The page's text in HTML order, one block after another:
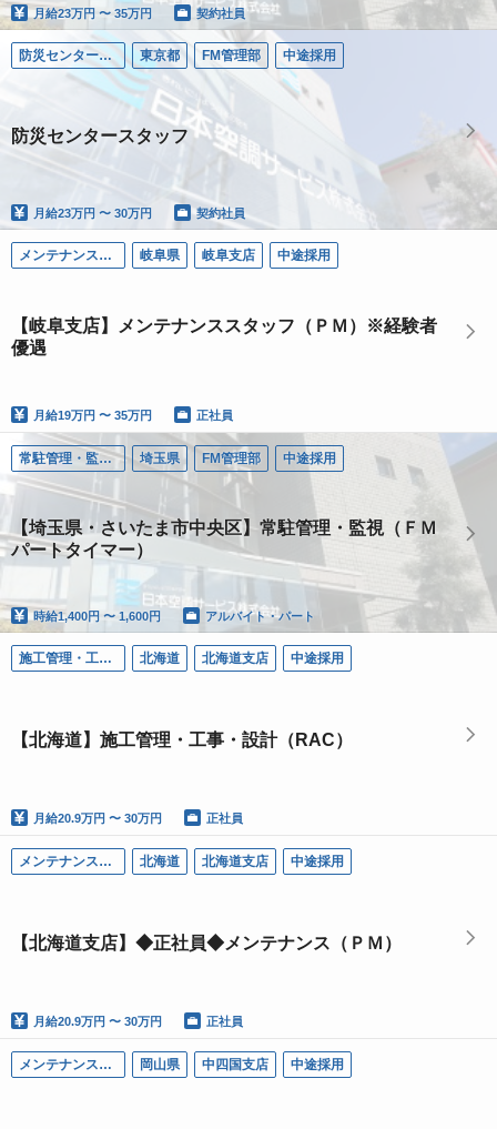
月給23万円 〜 35万円 契約社員
防災センター要員 東京都 FM管理部 中途採用
防災センタースタッフ
月給23万円 〜 30万円 契約社員
メンテナンス（ＰＭ） 岐阜県 岐阜支店 中途採用
【岐阜支店】メンテナンススタッフ（ＰＭ）※経験者
優遇
月給19万円 〜 35万円 正社員
常駐管理・監視（ＦＭ） 埼玉県 FM管理部 中途採用
【埼玉県・さいたま市中央区】常駐管理・監視（ＦＭ
パートタイマー）
時給1,400円 〜 1,600円 アルバイト・パート
施工管理・工事・設計（ＲＡＣ） 北海道 北海道支店 中途採用
【北海道】施工管理・工事・設計（RAC）
月給20.9万円 〜 30万円 正社員
メンテナンス（ＰＭ） 北海道 北海道支店 中途採用
【北海道支店】◆正社員◆メンテナンス（ＰＭ）
月給20.9万円 〜 30万円 正社員
メンテナンス（ＰＭ） 岡山県 中四国支店 中途採用